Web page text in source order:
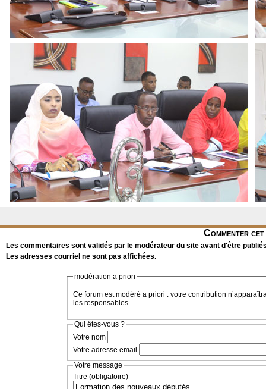
Commenter
Les commentaires sont validés par le modérateur du site avant d'être
Les adresses courriel ne sont pas affichées.
modération a priori
Ce forum est modéré a priori : votre contribution
les responsables.
Qui êtes-vous ?
Votre nom
Votre adresse email
Votre message
Titre (obligatoire)